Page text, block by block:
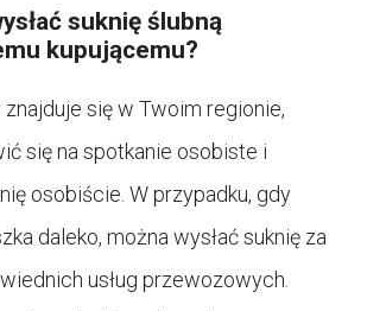
suknię ślubną
kupującemu?
się w Twoim regionie,
się na spotkanie osobiste i
osobiście. W przypadku, gdy
daleko, można wysłać suknię za
usług przewozowych.